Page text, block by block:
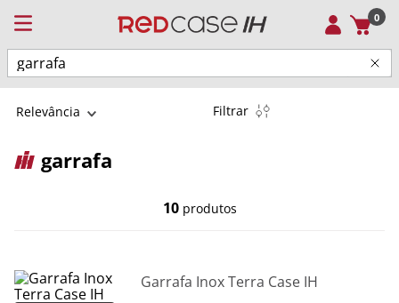
0
Buscar
Relevância Filtrar
garrafa
10 produtos
Garrafa Inox Terra Case IH